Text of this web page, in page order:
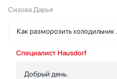
Сизова Дарья
Как разморозить
Специалист Hausdorf
Добрый день.